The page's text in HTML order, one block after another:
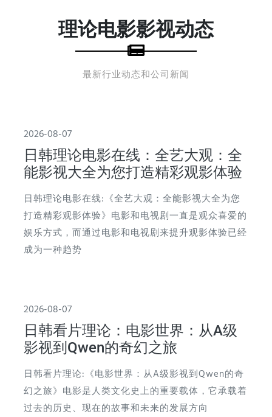
理论电影影视动态
最新行业动态和公司新闻
2026-08-07
日韩理论电影在线：全艺大观：全
能影视大全为您打造精彩观影体验
日韩理论电影在线:《全艺大观：全能影视大全为您
打造精彩观影体验》电影和电视剧一直是观众喜爱的
娱乐方式，而通过电影和电视剧来提升观影体验已经
成为一种趋势
2026-08-07
日韩看片理论：电影世界：从A级
影视到Qwen的奇幻之旅
日韩看片理论:《电影世界：从A级影视到Qwen的奇
幻之旅》电影是人类文化史上的重要载体，它承载着
过去的历史、现在的故事和未来的发展方向